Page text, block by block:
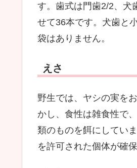
す。歯式は門歯2/2、犬
せて36本です。犬歯と
袋はありません。
えさ
野生では、ヤシの実を
かし、食性は雑食性で
類のものを餌にしてい
を許可された個体が確